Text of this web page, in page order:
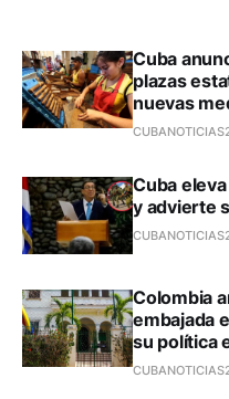
Cuba
plazas
nuevas
Cuba
y advierte
Colombia
embajada
su política